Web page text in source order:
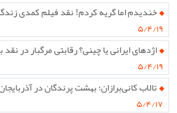
خندیدم اما گریه کردم! نقد فیلم کمدی
۵/۴/۱۹
اژدهای ایرانی یا چینی؟ رقابتی مرگبار در
۵/۴/۱۹
تالاب کانی‌برازان؛ بهشت پرندگان در
۵/۴/۱۷